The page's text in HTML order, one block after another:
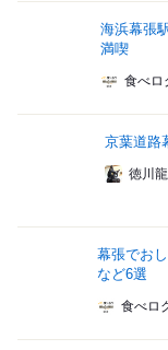
海浜幕張
満喫
食べロ
京葉道路
徳川
幕張でお
など6選
食べロ